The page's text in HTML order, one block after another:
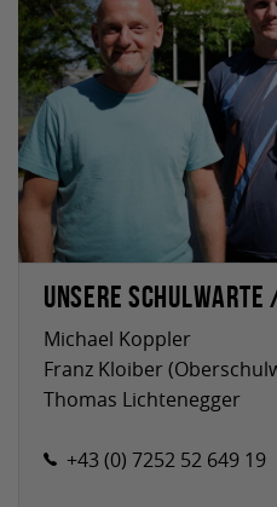
Unsere Schulwarte
Michael Koppler
Franz Kloiber
Thomas Lichtenegger
+43 (0) 7252 52 649 19